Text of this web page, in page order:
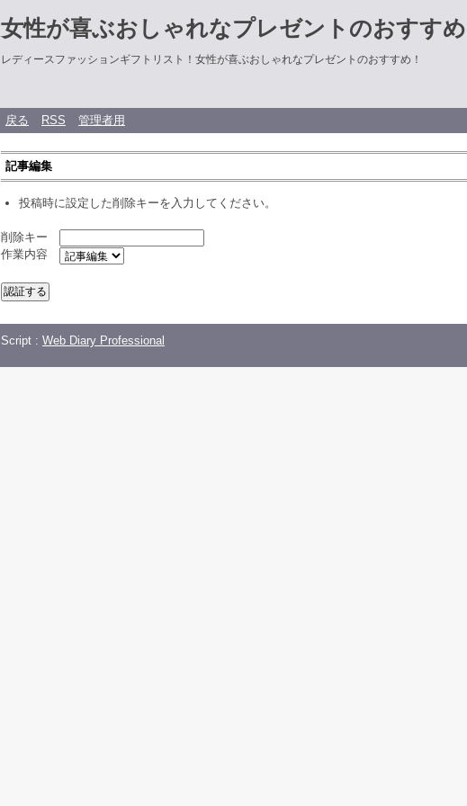
女性が喜ぶおしゃれなプレゼントのおすすめ
レディースファッションギフトリスト！女性が喜ぶおしゃれなプレゼントのおすすめ！
戻る RSS 管理者用
記事編集
投稿時に設定した削除キーを入力してください。
削除キー
作業内容
Script : Web Diary Professional